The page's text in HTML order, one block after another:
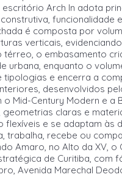
escritório Arch In adota
funcionalidade
é composta por
verticais,
térreo, o embasamento
urbana, enquanto o
tipologias e encerra a
desenvolvidos
Mid-Century Modern e a
geometrias claras e
flexíveis e se adaptam às
trabalha, recebe ou
Amaro, no Alto da XV, o
de Curitiba, com
Avenida Marechal